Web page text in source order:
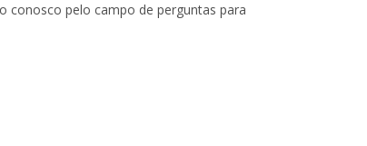
conosco pelo campo de perguntas para